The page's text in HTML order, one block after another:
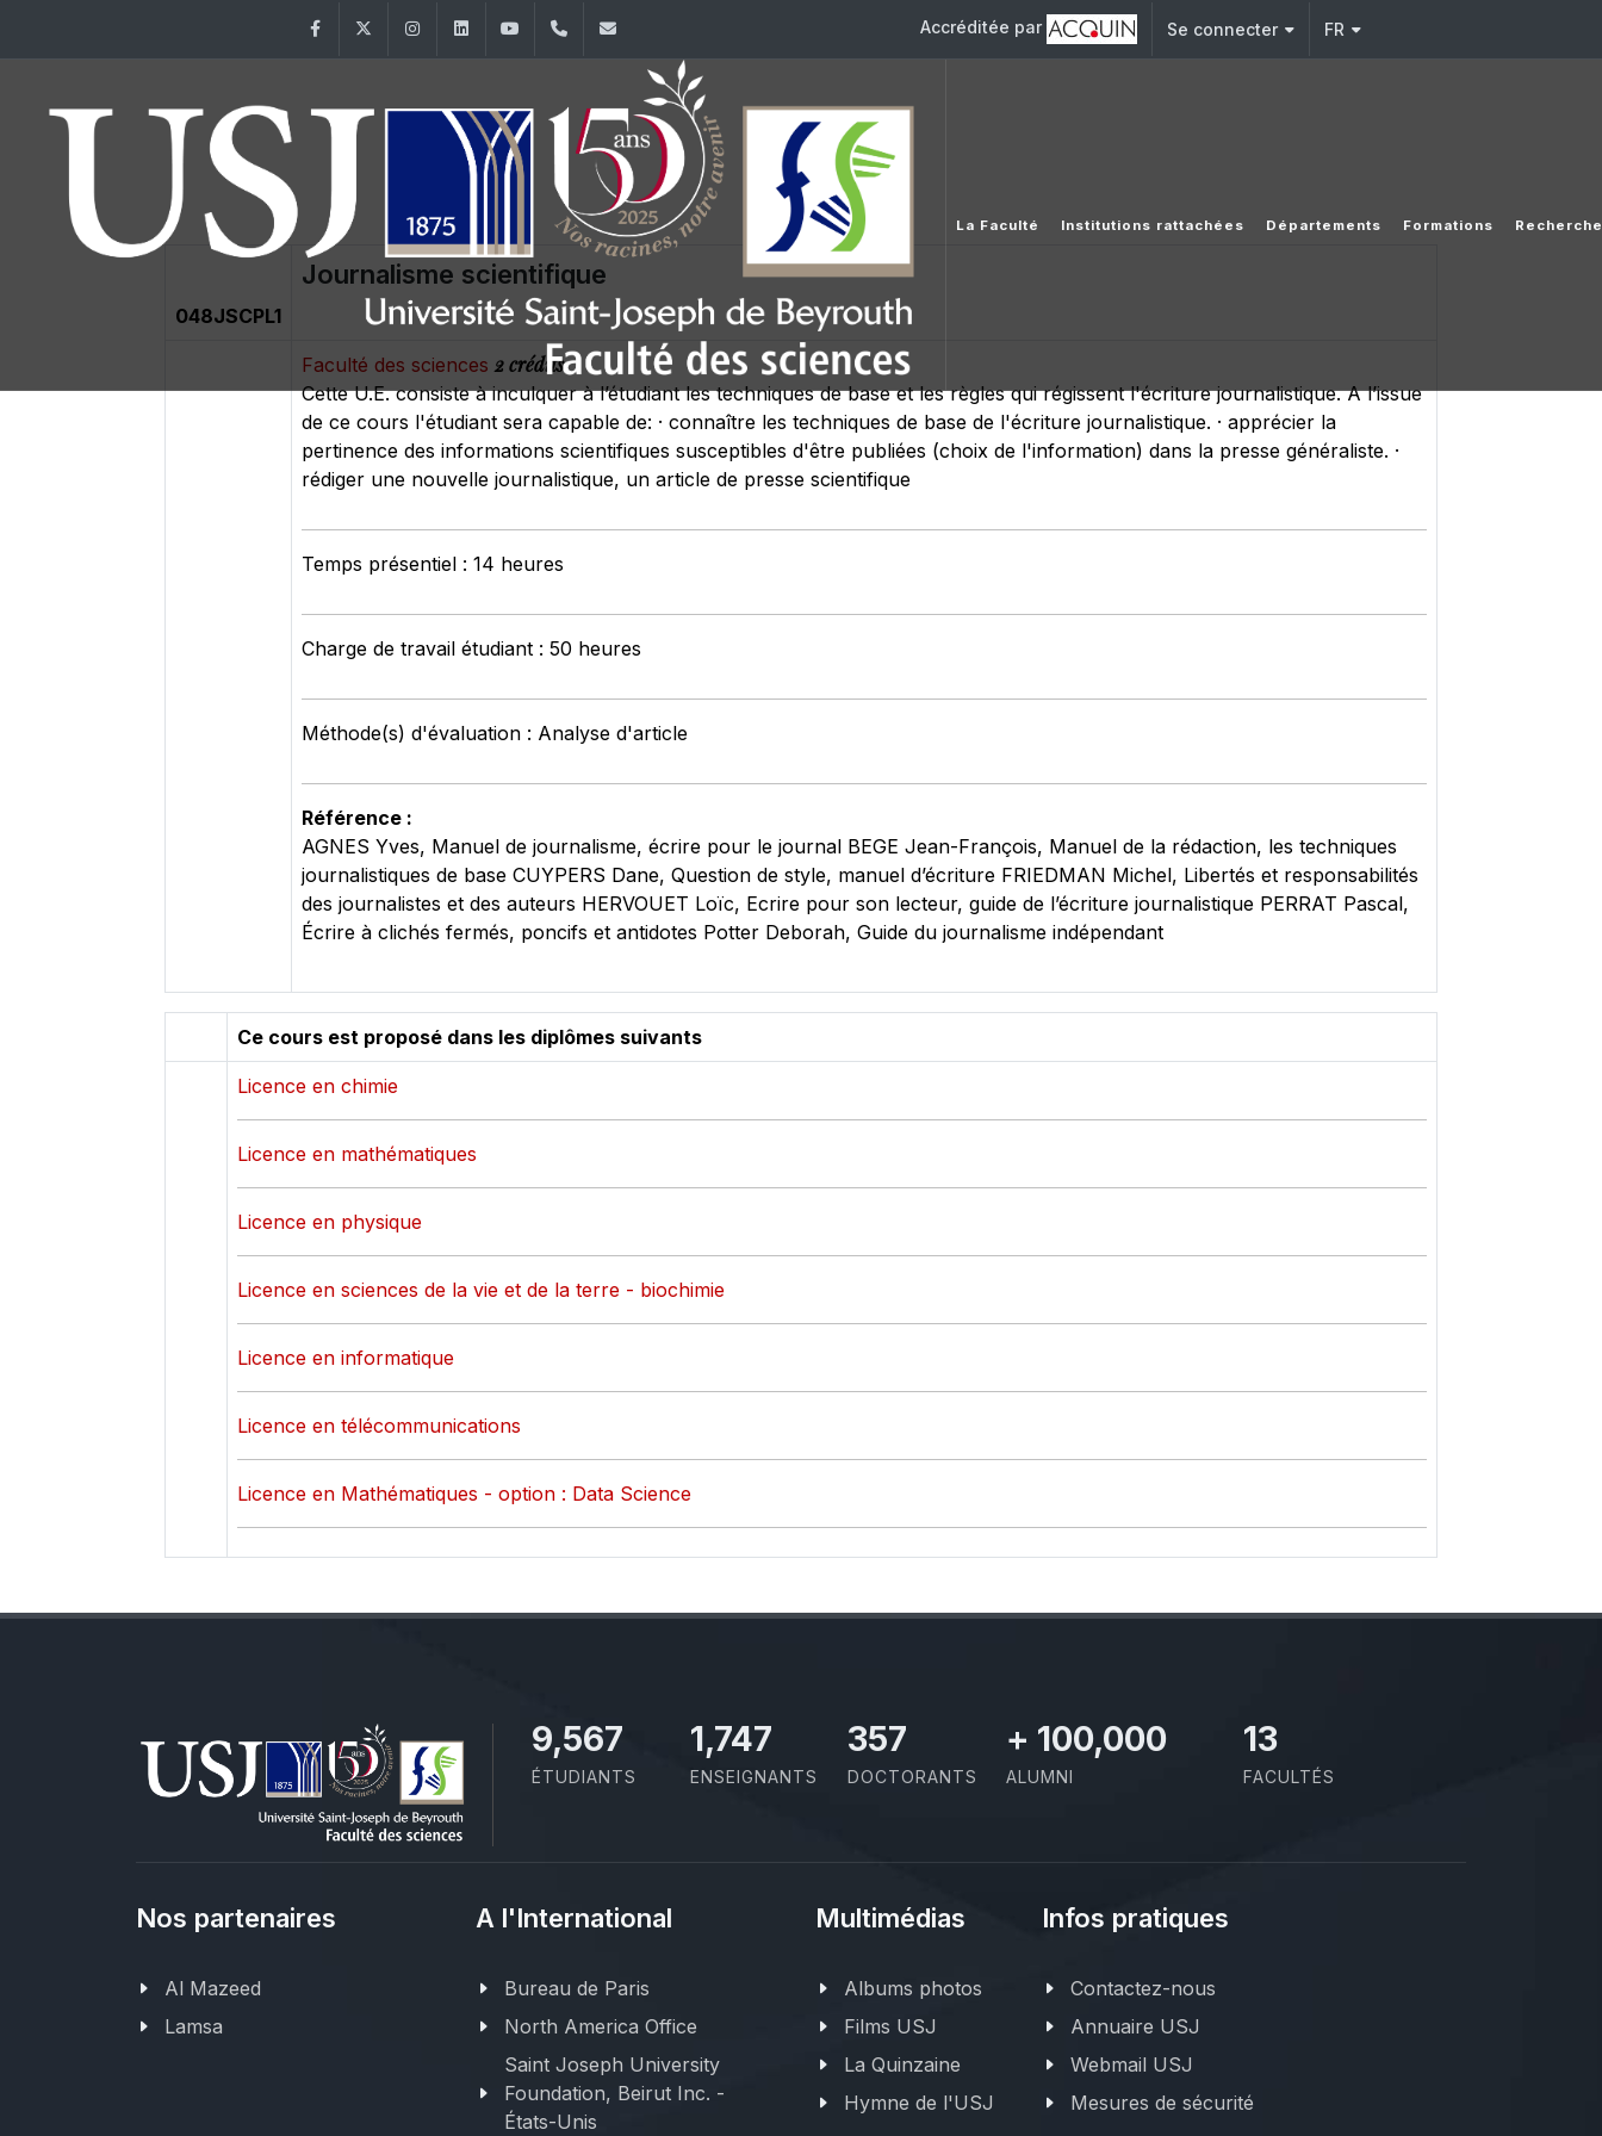
FacebookTwitter InstagramLinkedInYouTube+961 (1) 421 368 Accréditée par Se connecter FR
La Faculté Institutions rattachées Départements Formations Recherche
048JSCPL1
Journalisme scientifique
Faculté des sciences 2 crédits
Cette U.E. consiste à inculquer à l’étudiant les techniques de base et les règles qui régissent l'écriture journalistique. A l’issue
de ce cours l'étudiant sera capable de: · connaître les techniques de base de l'écriture journalistique. · apprécier la
pertinence des informations scientifiques susceptibles d'être publiées (choix de l'information) dans la presse généraliste. ·
rédiger une nouvelle journalistique, un article de presse scientifique
Temps présentiel : 14 heures
Charge de travail étudiant : 50 heures
Méthode(s) d'évaluation : Analyse d'article
Référence :
AGNES Yves, Manuel de journalisme, écrire pour le journal BEGE Jean-François, Manuel de la rédaction, les techniques
journalistiques de base CUYPERS Dane, Question de style, manuel d’écriture FRIEDMAN Michel, Libertés et responsabilités
des journalistes et des auteurs HERVOUET Loïc, Ecrire pour son lecteur, guide de l’écriture journalistique PERRAT Pascal,
Écrire à clichés fermés, poncifs et antidotes Potter Deborah, Guide du journalisme indépendant
Ce cours est proposé dans les diplômes suivants
Licence en chimie
Licence en mathématiques
Licence en physique
Licence en sciences de la vie et de la terre - biochimie
Licence en informatique
Licence en télécommunications
Licence en Mathématiques - option : Data Science
11,110
ÉTUDIANTS
2,029
ENSEIGNANTS
414
DOCTORANTS
+ 100,000
ALUMNI
13
FACULTÉS
Nos partenaires
Al Mazeed
Lamsa
A l'International
Bureau de Paris
North America Office
Saint Joseph University
Foundation, Beirut Inc. -
États-Unis
Multimédias
Albums photos
Films USJ
La Quinzaine
Hymne de l'USJ
Infos pratiques
Contactez-nous
Annuaire USJ
Webmail USJ
Mesures de sécurité